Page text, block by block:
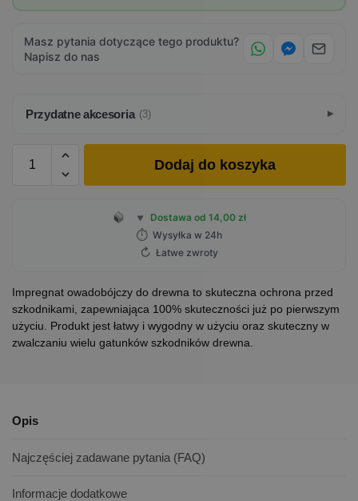
Masz pytania dotyczące tego produktu?
Napisz do nas
Przydatne akcesoria (3)
Dodaj do koszyka
▼ Dostawa od 14,00 zł
⏱ Wysyłka w 24h
↻ Łatwe zwroty
Impregnat owadobójczy do drewna to skuteczna ochrona przed
szkodnikami, zapewniająca 100% skuteczności już po pierwszym
użyciu. Produkt jest łatwy i wygodny w użyciu oraz skuteczny w
zwalczaniu wielu gatunków szkodników drewna.
Opis
Najczęściej zadawane pytania (FAQ)
Informacje dodatkowe